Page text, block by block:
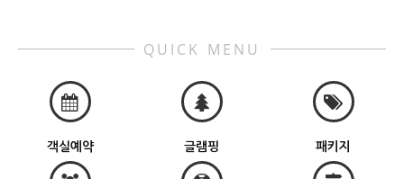
QUICK MENU
객실예약 글램핑 패키지